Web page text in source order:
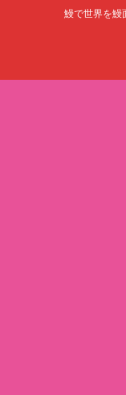
鰻で世界を